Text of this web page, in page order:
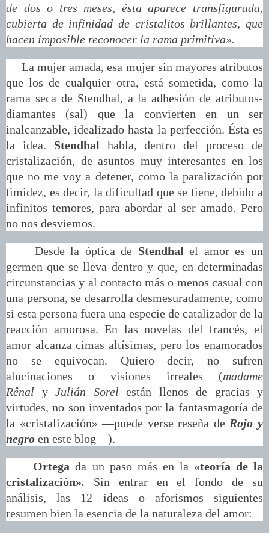
de dos o tres meses, ésta aparece transfigurada,
cubierta de infinidad de cristalitos brillantes, que
hacen imposible reconocer la rama primitiva».
La mujer amada, esa mujer sin mayores atributos
que los de cualquier otra, está sometida, como la
rama seca de Stendhal, a la adhesión de atributos-
diamantes (sal) que la convierten en un ser
inalcanzable, idealizado hasta la perfección. Ésta es
la idea. Stendhal habla, dentro del proceso de
cristalización, de asuntos muy interesantes en los
que no me voy a detener, como la paralización por
timidez, es decir, la dificultad que se tiene, debido a
infinitos temores, para abordar al ser amado. Pero
no nos desviemos.
Desde la óptica de Stendhal el amor es un
germen que se lleva dentro y que, en determinadas
circunstancias y al contacto más o menos casual con
una persona, se desarrolla desmesuradamente, como
si esta persona fuera una especie de catalizador de la
reacción amorosa. En las novelas del francés, el
amor alcanza cimas altísimas, pero los enamorados
no se equivocan. Quiero decir, no sufren
alucinaciones o visiones irreales (madame
Rênal y Julián Sorel están llenos de gracias y
virtudes, no son inventados por la fantasmagoría de
la «cristalización» —puede verse reseña deRojo y
negro en este blog—).
Ortega da un paso más en la «teoría de la
cristalización». Sin entrar en el fondo de su
análisis, las 12 ideas o aforismos siguientes
resumen bien la esencia de la naturaleza del amor: